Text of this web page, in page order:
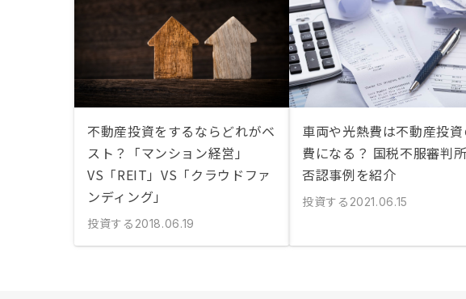
不動産投資をするならどれがベ
スト？「マンション経営」
VS「REIT」VS「クラウドファ
ンディング」
投資する 2018.06.19
車両や光熱費は不動産投資
費になる？ 国税不服審判
否認事例を紹介
投資する 2021.06.15